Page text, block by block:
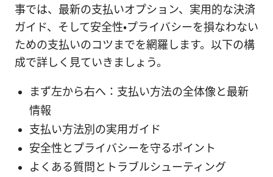
事では、最新の支払いオプション、実用的な決済
ガイド、そして安全性・プライバシーを損なわない
ための支払いのコツまでを網羅します。以下の構
成で詳しく見ていきましょう。
まず左から右へ：支払い方法の全体像と最新
情報
支払い方法別の実用ガイド
安全性とプライバシーを守るポイント
よくある質問とトラブルシューティング